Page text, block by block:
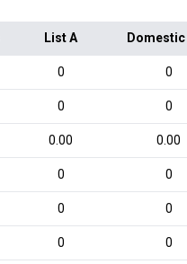
List A
0 0
0 0
0.00 0.00
0 0
0 0
0 0